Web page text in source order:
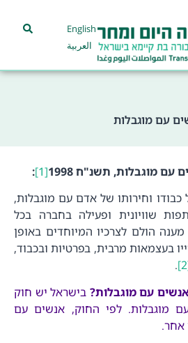
English
العربية
עם מוגבלות
עם מוגבלות, תשנ"ח 1998 [1]
:
וחירותו של אדם עם מוגבלות,
שוויונית ופעילה בחברה בכל
הולם לצרכיו המיוחדים באופן
בעצמאות מרבית, בפרטיות ובכבוד,
.
עם מוגבלות?בישראל יש חוק
עם מוגבלות. לפי החוק, אנשים עם
אחר.